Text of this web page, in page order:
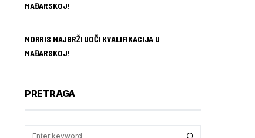
MAĐARSKOJ!
NORRIS NAJBRŽI UOČI KVALIFIKACIJA U
MAĐARSKOJ!
PRETRAGA